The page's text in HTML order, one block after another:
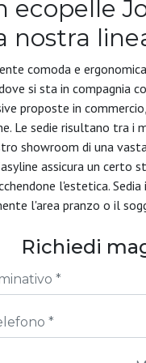
ecopelle
nostra
comoda e
si sta in compagnia
proposte in
Le sedie risultano tra i
showroom di una
assicura un certo
l'estetica.
l'area pranzo o il
Richiedi